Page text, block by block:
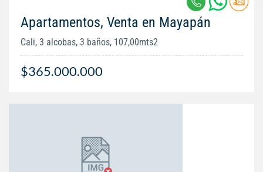
Apartamentos, Venta en Mayapán
Cali, 3 alcobas, 3 baños, 107,00mts2
$365.000.000